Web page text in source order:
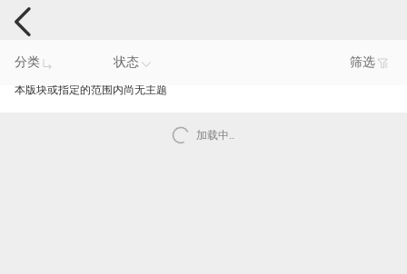
手机反馈
分类 状态 筛选
本版块或指定的范围内尚无主题
加载中..